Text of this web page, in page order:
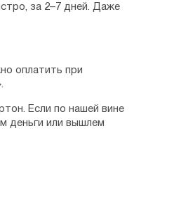
за 2–7 дней. Даже
оплатить при
Если по нашей вине
деньги или вышлем